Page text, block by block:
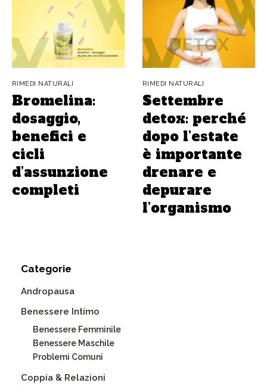
RIMEDI NATURALI
Bromelina:
dosaggio,
benefici e
cicli
d’assunzione
completi
RIMEDI NATURALI
Settembre
detox: perché
dopo l’estate
è importante
drenare e
depurare
l’organismo
Categorie
Andropausa
Benessere Intimo
Benessere Femminile
Benessere Maschile
Problemi Comuni
Coppia & Relazioni